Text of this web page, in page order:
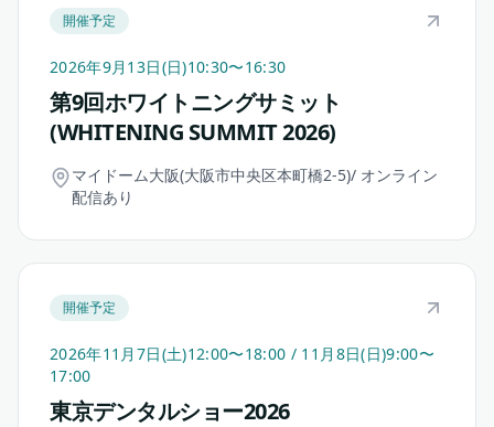
開催予定
2026年9月13日(日)10:30〜16:30
第9回ホワイトニングサミット
(WHITENING SUMMIT 2026)
マイドーム大阪(大阪市中央区本町橋2-5)/ オンライン
配信あり
開催予定
2026年11月7日(土)12:00〜18:00 / 11月8日(日)9:00〜
17:00
東京デンタルショー2026